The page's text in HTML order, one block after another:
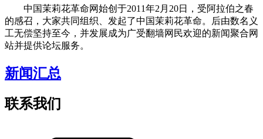
中国茉莉花革命网始创于2011年2月20日，受阿拉伯之春
的感召，大家共同组织、发起了中国茉莉花革命。后由数名义
工无偿坚持至今，并发展成为广受翻墙网民欢迎的新闻聚合网
站并提供论坛服务。
新闻汇总
联系我们